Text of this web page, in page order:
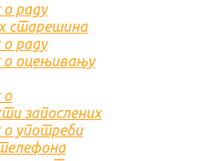
раду
старешина
раду
о оцењивању
о
запослених
о употреби